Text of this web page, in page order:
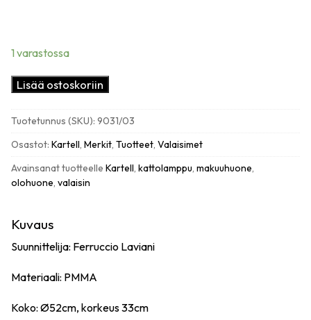
1 varastossa
Kartell
FL/Y
kiiltävä
valkoinen
Lisää ostoskoriin
Tuotetunnus (SKU): 9031/03
Osastot: Kartell, Merkit, Tuotteet, Valaisimet
Avainsanat tuotteelle Kartell, kattolamppu, makuuhuone,
olohuone, valaisin
Kuvaus
Suunnittelija: Ferruccio Laviani
Materiaali: PMMA
Koko: Ø52cm, korkeus 33cm